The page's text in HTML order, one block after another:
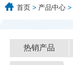
首页 > 产品中心 >
热销产品